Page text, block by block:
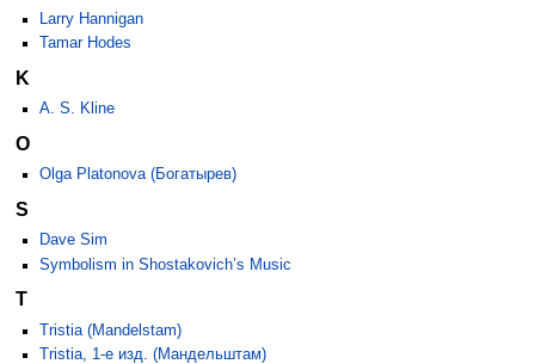
Larry Hannigan
Tamar Hodes
K
A. S. Kline
O
Olga Platonova (Богатырев)
S
Dave Sim
Symbolism in Shostakovich’s Music
T
Tristia (Mandelstam)
Tristia, 1-е изд. (Мандельштам)